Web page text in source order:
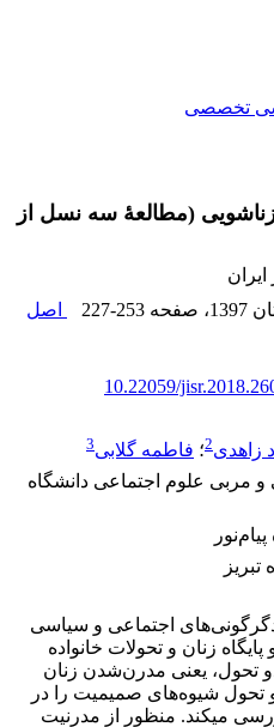
تخصصی
(مطالعۀ سه نسل از
، صفحه 227-253
اصل
10.22059/
زاهدی2؛ فاطمه گلابی3
مربی علوم اجتماعی دانشگاه
اجتماعی و سیاسی
زنان و تحولات خانواده
تحول، یعنی مدرن‌شدن زنان
تحول شیوه‌های صمیمیت را در
می­کند. منظور از مدرنیت